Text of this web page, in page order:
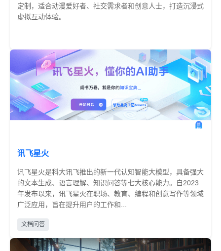
定制，适合动漫爱好者、社交需求者和创意人士，打造沉浸式
虚拟互动体验。
讯飞星火
讯飞星火是科大讯飞推出的新一代认知智能大模型，具备强大
的文本生成、语言理解、知识问答等七大核心能力。自2023
年发布以来，讯飞星火在职场、教育、编程和创意写作等领域
广泛应用，旨在提升用户的工作和...
文档问答